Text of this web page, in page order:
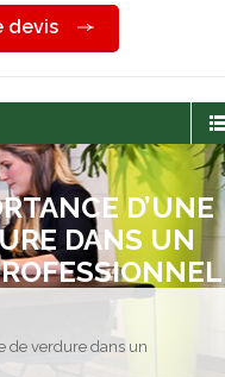
devis
D’UNE
DANS UN
de verdure dans un